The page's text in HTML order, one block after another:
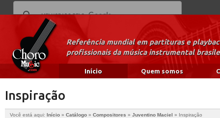
Referência mundial em partituras e
profissionais da música instrumental
Início Quem somos
Inspiração
Você está aqui: Início » Catálogo » Compositores » Juventino Maciel » Inspiração